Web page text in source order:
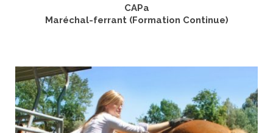
CAPa
Maréchal-ferrant (Formation Continue)